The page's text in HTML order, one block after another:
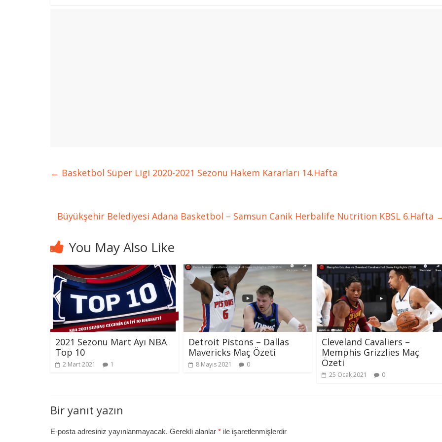
← Basketbol Süper Ligi 2020-2021 Sezonu Hakem Kararları 14.Hafta
Büyükşehir Belediyesi Adana Basketbol – Samsun Canik Herbalife Nutrition KBSL 6.Hafta
You May Also Like
2021 Sezonu Mart Ayı NBA
Top 10
2 Mart 2021 1
Detroit Pistons – Dallas
Mavericks Maç Özeti
8 Mayıs 2021 0
Cleveland Cavaliers –
Memphis Grizzlies Maç
Özeti
25 Ocak 2021 0
Bir yanıt yazın
E-posta adresiniz yayınlanmayacak. Gerekli alanlar * ile işaretlenmişlerdir